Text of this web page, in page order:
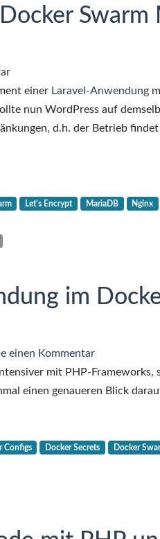
einer Laravel-Anwendung
nun WordPress auf
d.h. der Betrieb
Let's Encrypt MariaDB Nginx
im
einen Kommentarzu
Howto:
Laravel-
Docker
mit PHP-
einen genaueren Blick
Configs Docker Secrets Docker